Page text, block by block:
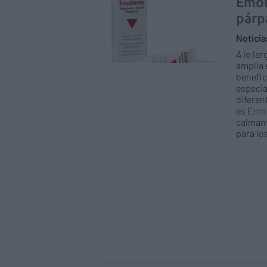
A lo
amplia
es
para